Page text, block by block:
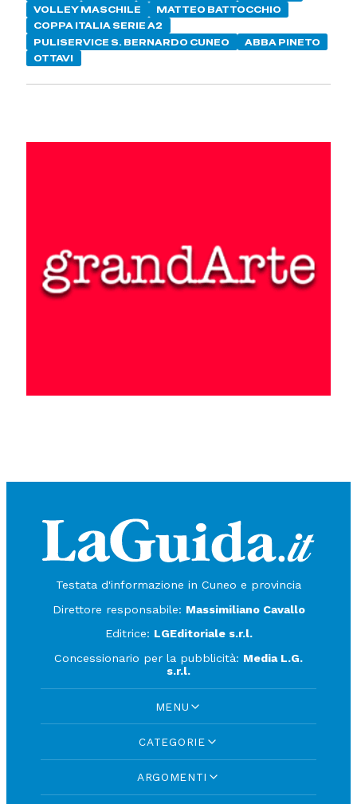
VOLLEY MASCHILE
MATTEO BATTOCCHIO
COPPA ITALIA SERIE A2
PULISERVICE S. BERNARDO CUNEO
ABBA PINETO
OTTAVI
Testata d'informazione in Cuneo e provincia
Direttore responsabile: Massimiliano Cavallo
Editrice: LGEditoriale s.r.l.
Concessionario per la pubblicità: Media L.G.
s.r.l.
MENU
CATEGORIE
ARGOMENTI